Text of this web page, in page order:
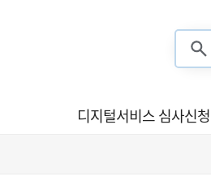
디지털서비스 심사신청